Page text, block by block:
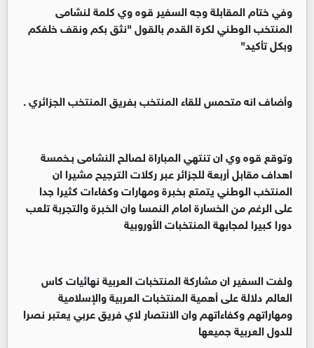
‏‏وفي ختام المقابلة وجه السفير قوه وي كلمة لنشامى
المنتخب الوطني لكرة القدم بالقول "نثق بكم ونقف خلفكم
وبكل تأكيد"
‏‏وأضاف انه متحمس للقاء المنتخب بفريق المنتخب الجزائري .
‏وتوقع قوه وي ان تنتهي المباراة لصالح النشامى بـخمسة
اهداف مقابل أربعة للجزائر عبر ركلات الترجيح مشيرا ان
المنتخب الوطني يتمتع بخبرة ومهارات وكفاءات كثيرا جدا
على الرغم من الخسارة امام النمسا وان الخبرة والتجربة تلعب
دورا كبيرا لمجابهة المنتخبات الأوروبية
‏ولفت السفير ان مشاركة المنتخبات العربية نهائيات كاس
العالم دلالة على أهمية المنتخبات العربية والإسلامية
ومهاراتهم وكفاءاتهم وان الانتصار لاي فريق عربي يعتبر نصرا
للدول العربية جميعها